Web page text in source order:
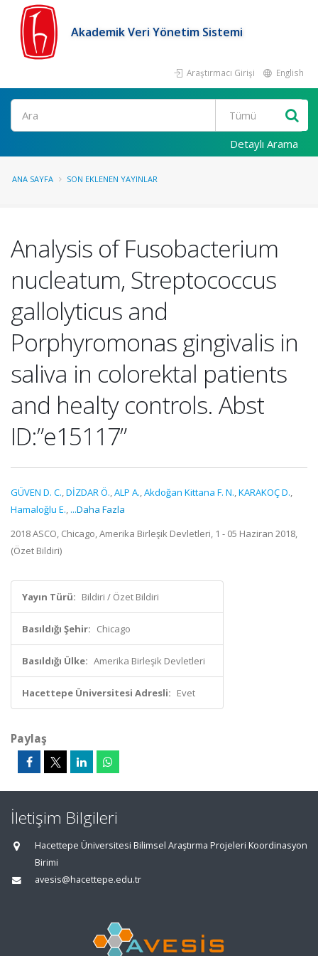
Akademik Veri Yönetim Sistemi
Araştırmacı Girişi English
Ara
Detaylı Arama
ANA SAYFA SON EKLENEN YAYINLAR
Analysis of Fusobacterium
nucleatum, Streptococcus
gallolyticus and
Porphyromonas gingivalis in
saliva in colorektal patients
and healty controls. Abst
ID:”e15117”
GÜVEN D. C.,DİZDAR Ö.,ALP A.,Akdoğan Kittana F. N.,KARAKOÇ D.,
Hamaloğlu E., ...Daha Fazla
2018 ASCO, Chicago, Amerika Birleşik Devletleri, 1 - 05 Haziran 2018,
(Özet Bildiri)
Yayın Türü: Bildiri / Özet Bildiri
Basıldığı Şehir: Chicago
Basıldığı Ülke: Amerika Birleşik Devletleri
Hacettepe Üniversitesi Adresli: Evet
Paylaş
İletişim Bilgileri
Hacettepe Üniversitesi Bilimsel Araştırma Projeleri Koordinasyon
Birimi
avesis@hacettepe.edu.tr